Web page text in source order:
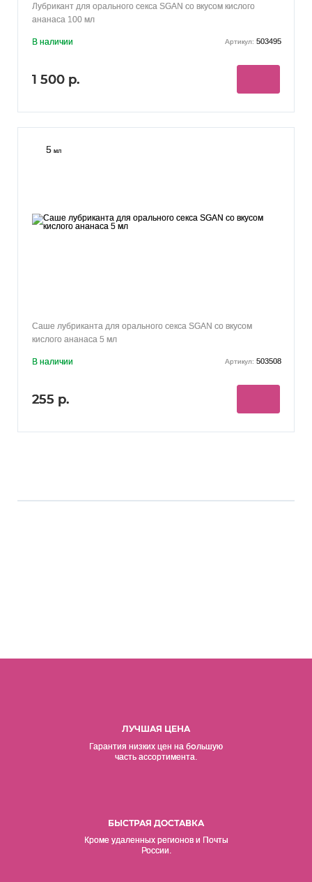
Лубрикант для орального секса SGAN со вкусом кислого
ананаса 100 мл
В наличии Артикул: 503495
1 500 р.
5 мл
Саше лубриканта для орального секса SGAN со вкусом
кислого ананаса 5 мл
В наличии Артикул: 503508
255 р.
ЛУЧШАЯ ЦЕНА
Гарантия низких цен на большую
часть ассортимента.
БЫСТРАЯ ДОСТАВКА
Кроме удаленных регионов и Почты
России.